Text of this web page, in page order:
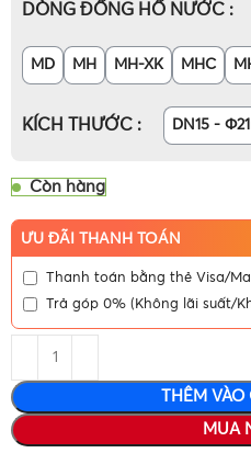
DÒNG ĐỒNG HỒ NƯỚC
MD MH MH-XK MHC
KÍCH THƯỚC DN15 -
Còn hàng
ƯU ĐÃI THANH TOÁN
Thanh toán bằng thẻ Visa/
Trả góp 0% (Không lãi suất/
THÊM
MUA